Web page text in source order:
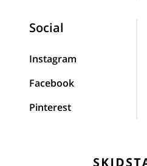
Social
Instagram
Facebook
Pinterest